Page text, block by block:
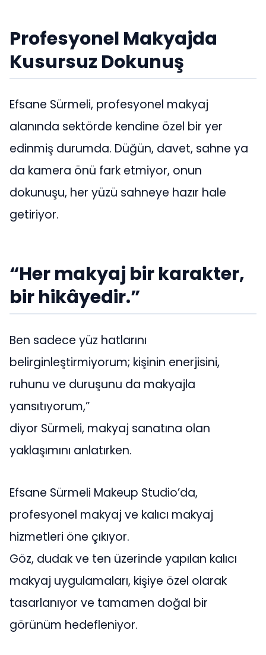
Profesyonel Makyajda
Kusursuz Dokunuş
Efsane Sürmeli, profesyonel makyaj
alanında sektörde kendine özel bir yer
edinmiş durumda. Düğün, davet, sahne ya
da kamera önü fark etmiyor, onun
dokunuşu, her yüzü sahneye hazır hale
getiriyor.
“Her makyaj bir karakter,
bir hikâyedir.”
Ben sadece yüz hatlarını
belirginleştirmiyorum; kişinin enerjisini,
ruhunu ve duruşunu da makyajla
yansıtıyorum,”
diyor Sürmeli, makyaj sanatına olan
yaklaşımını anlatırken.
Efsane Sürmeli Makeup Studio’da,
profesyonel makyaj ve kalıcı makyaj
hizmetleri öne çıkıyor.
Göz, dudak ve ten üzerinde yapılan kalıcı
makyaj uygulamaları, kişiye özel olarak
tasarlanıyor ve tamamen doğal bir
görünüm hedefleniyor.